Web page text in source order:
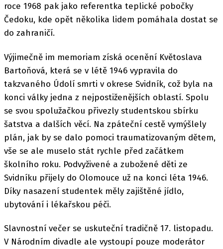
roce 1968 pak jako referentka teplické pobočky
Čedoku, kde opět několika lidem pomáhala dostat se
do zahraničí.
Výjimečně im memoriam získá ocenění Květoslava
Bartoňová, která se v létě 1946 vypravila do
takzvaného Údolí smrti v okrese Svidník, což byla na
konci války jedna z nejpostiženějších oblastí. Spolu
se svou spolužačkou přivezly studentskou sbírku
šatstva a dalších věcí. Na zpáteční cestě vymýšlely
plán, jak by se dalo pomoci traumatizovaným dětem,
vše se ale muselo stát rychle před začátkem
školního roku. Podvyživené a zubožené děti ze
Svidníku přijely do Olomouce už na konci léta 1946.
Díky nasazení studentek měly zajištěné jídlo,
ubytování i lékařskou péči.
Slavnostní večer se uskuteční tradičně 17. listopadu.
V Národním divadle ale vystoupí pouze moderátor